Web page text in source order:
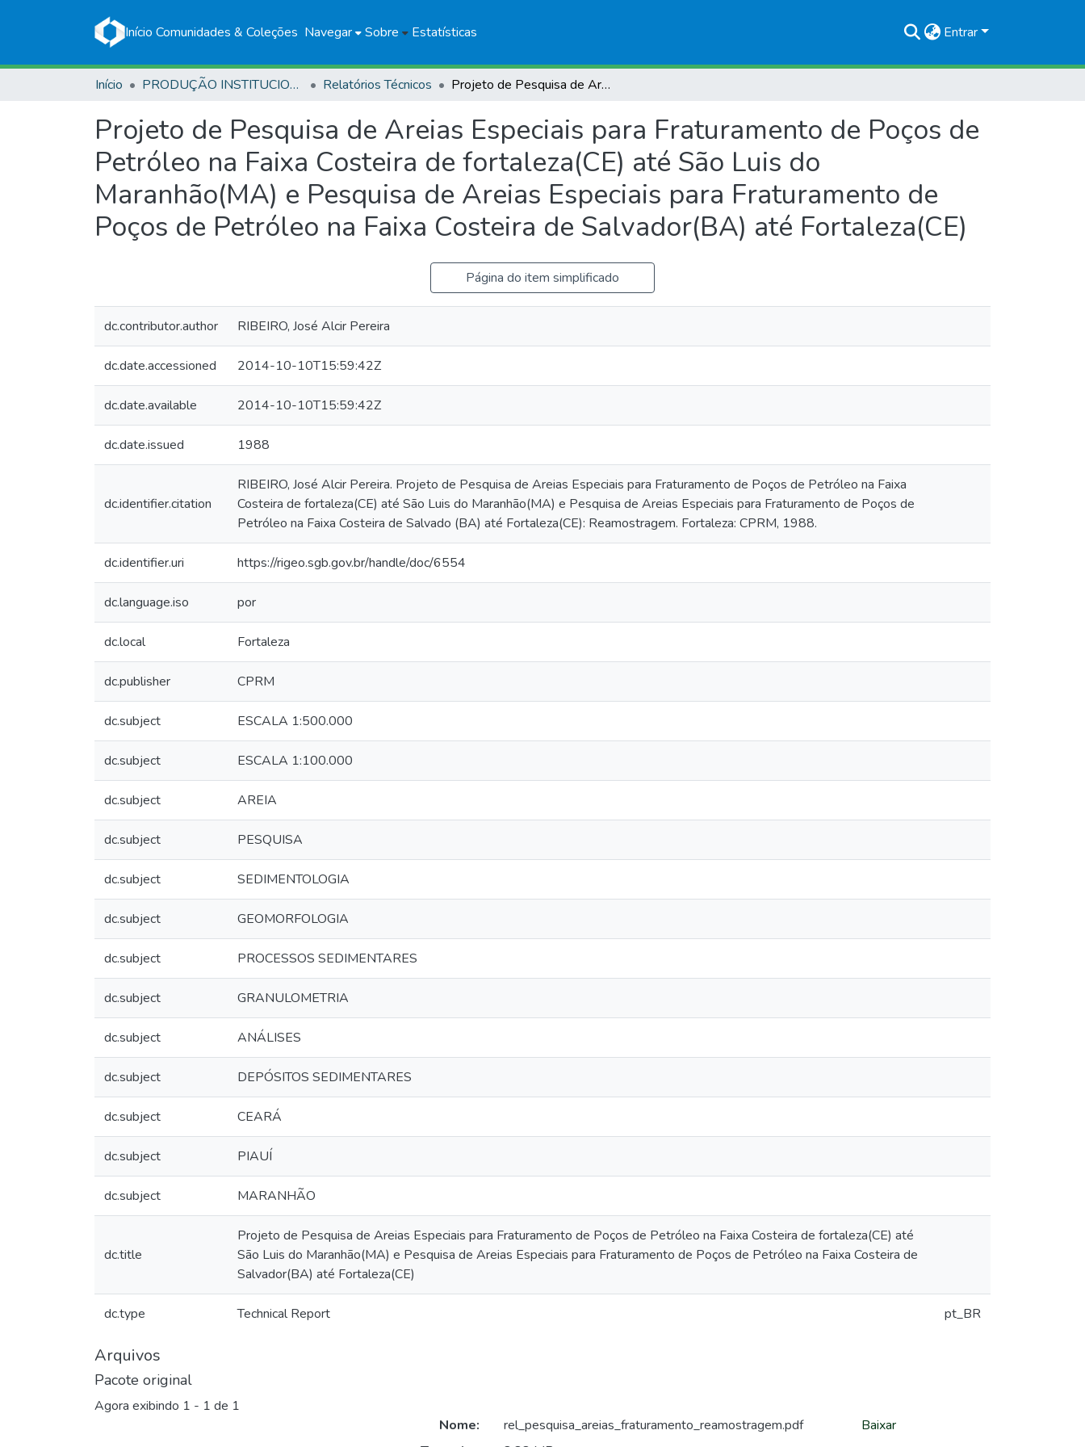
Início Comunidades & Coleções Navegar Sobre Estatísticas Entrar
Início PRODUÇÃO INSTITUCIONAL Relatórios Técnicos Projeto de Pesquisa de Areias Especiais para Fraturamento de Poços de Petróleo na Faixa Costeira de fortaleza(CE) até São Luis do Maranhão(MA) e Pesquisa de Areias Especiais para Fraturamento de Poços de Petróleo na Faixa Costeira de Salvador(BA) até Fortaleza(CE)
Projeto de Pesquisa de Areias Especiais para Fraturamento de Poços de
Petróleo na Faixa Costeira de fortaleza(CE) até São Luis do
Maranhão(MA) e Pesquisa de Areias Especiais para Fraturamento de
Poços de Petróleo na Faixa Costeira de Salvador(BA) até Fortaleza(CE)
Página do item simplificado
dc.contributor.author RIBEIRO, José Alcir Pereira
dc.date.accessioned 2014-10-10T15:59:42Z
dc.date.available 2014-10-10T15:59:42Z
dc.date.issued 1988
dc.identifier.citation
RIBEIRO, José Alcir Pereira. Projeto de Pesquisa de Areias Especiais para Fraturamento de Poços de Petróleo na Faixa
Costeira de fortaleza(CE) até São Luis do Maranhão(MA) e Pesquisa de Areias Especiais para Fraturamento de Poços de
Petróleo na Faixa Costeira de Salvado (BA) até Fortaleza(CE): Reamostragem. Fortaleza: CPRM, 1988.
dc.identifier.uri https://rigeo.sgb.gov.br/handle/doc/6554
dc.language.iso por
dc.local Fortaleza
dc.publisher CPRM
dc.subject ESCALA 1:500.000
dc.subject ESCALA 1:100.000
dc.subject AREIA
dc.subject PESQUISA
dc.subject SEDIMENTOLOGIA
dc.subject GEOMORFOLOGIA
dc.subject PROCESSOS SEDIMENTARES
dc.subject GRANULOMETRIA
dc.subject ANÁLISES
dc.subject DEPÓSITOS SEDIMENTARES
dc.subject CEARÁ
dc.subject PIAUÍ
dc.subject MARANHÃO
dc.title
Projeto de Pesquisa de Areias Especiais para Fraturamento de Poços de Petróleo na Faixa Costeira de fortaleza(CE) até
São Luis do Maranhão(MA) e Pesquisa de Areias Especiais para Fraturamento de Poços de Petróleo na Faixa Costeira de
Salvador(BA) até Fortaleza(CE)
dc.type Technical Report pt_BR
Arquivos
Pacote original
Agora exibindo 1 - 1 de 1
Nome:
rel_pesquisa_areias_fraturamento_reamostragem.pdf
Baixar